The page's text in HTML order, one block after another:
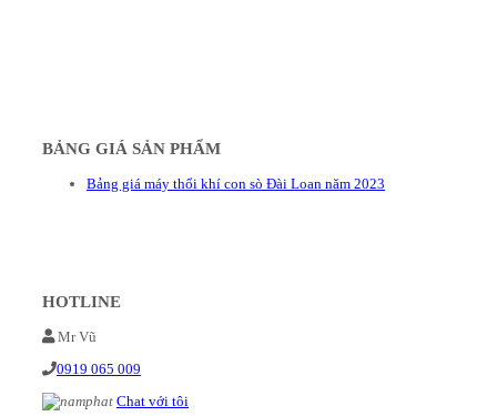
BẢNG GIÁ SẢN PHẨM
Bảng giá máy thổi khí con sò Đài Loan năm 2023
HOTLINE
Mr Vũ
0919 065 009
Chat với tôi